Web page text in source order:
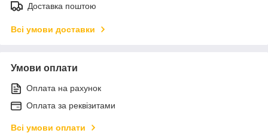
Доставка поштою
Всі умови доставки
Умови оплати
Оплата на рахунок
Оплата за реквізитами
Всі умови оплати